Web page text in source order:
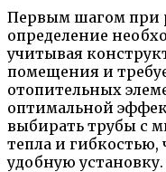
Первым шагом при
определение
учитывая
помещения и
отопительных
оптимальной
выбирать трубы с
тепла и гибкостью,
удобную установку.